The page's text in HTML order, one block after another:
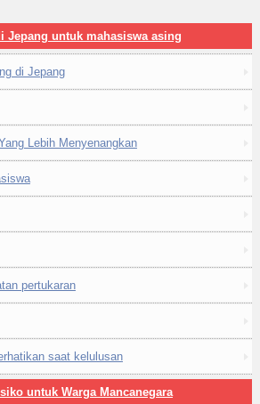
Jepang untuk mahasiswa asing
di Jepang
Lebih Menyenangkan
pertukaran
saat kelulusan
untuk Warga Mancanegara